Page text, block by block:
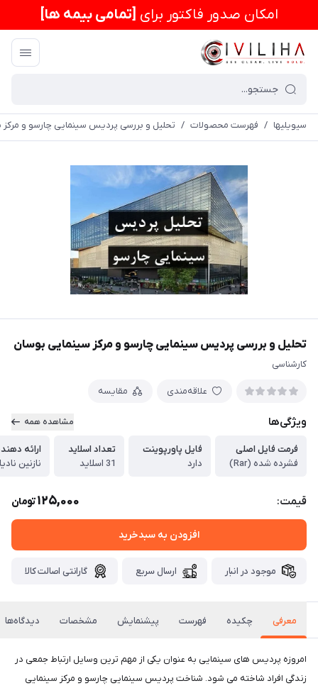
امكان صدور فاکتور برای [تمامی بیمه ها]
سیویلیها / فهرست محصولات / تحلیل و بررسی پردیس سینمایی چارسو و
تحلیل و بررسی پردیس سینمایی چارسو و مرکز سینمایی بوسان
کارشناسی
علاقه‌مندی مقایسه
ویژگی‌ها مشاهده همه
فرمت فایل اصلی
فشرده شده (Rar)
فایل پاورپوینت
دارد
تعداد اسلاید
31 اسلاید
ارائه
نازنین
قیمت: 125,000تومان
افزودن به سبدخرید
موجود در انبار ارسال سریع گارانتی اصالت کالا
معرفی چکیده فهرست پیشنمایش مشخصات دیدگاه‌ها
امروزه پردیس های سینمایی به عنوان یکی از مهم ترین وسایل ارتباط جمعی در
زندگی افراد شاخته می شود. شناخت پردیس سینمایی چارسو و مرکز سینمایی